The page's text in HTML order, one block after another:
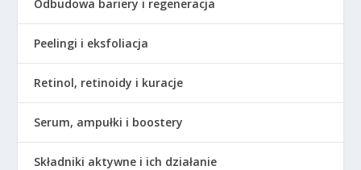
Odbudowa bariery i regeneracja
Peelingi i eksfoliacja
Retinol, retinoidy i kuracje
Serum, ampułki i boostery
Składniki aktywne i ich działanie